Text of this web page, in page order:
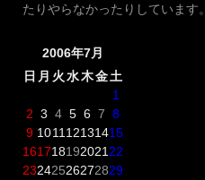
たりやらなかったりしています。
2006年7月
日 月 火水木金土
1
2 3 4 5 6 7 8
9 1011 12131415
161718192021 22
23242526272829